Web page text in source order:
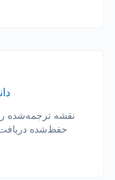
نقشه ترجمه‌شده
حفظ‌شده دریافت